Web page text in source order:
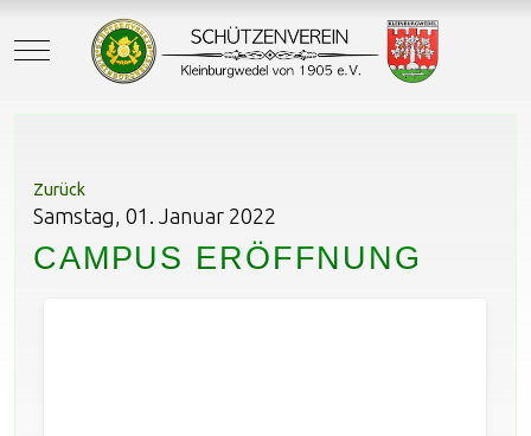
Mobile Menu Toggle
Zurück
Samstag, 01. Januar 2022
CAMPUS ERÖFFNUNG